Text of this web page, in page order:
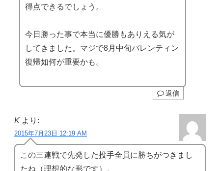
得点できるでしょう。
今日勝った事で本当に優勝もありえる気が
してきました。マジで8月中旬バレンティン
復帰如何が重要かも。
返信
K より:
2015年7月23日 12:19 AM
この三連戦で先発した投手全員に勝ちがつきまし
たね（理想的な形です）。